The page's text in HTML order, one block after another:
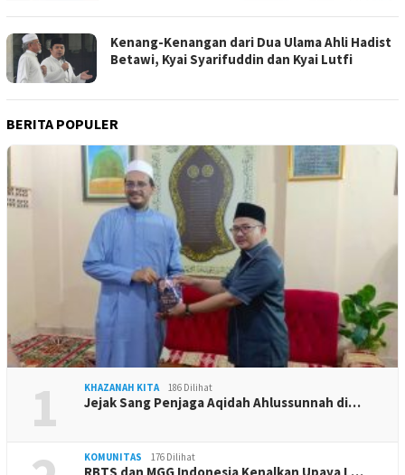
Kenang-Kenangan dari Dua Ulama Ahli Hadist
Betawi, Kyai Syarifuddin dan Kyai Lutfi
BERITA POPULER
1 KHAZANAH KITA 186 Dilihat
Jejak Sang Penjaga Aqidah Ahlussunnah di…
KOMUNITAS 176 Dilihat